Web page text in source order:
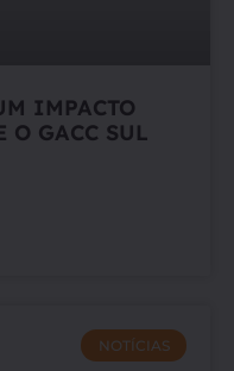
IMPACTO
O GACC SUL
NOTÍCIAS